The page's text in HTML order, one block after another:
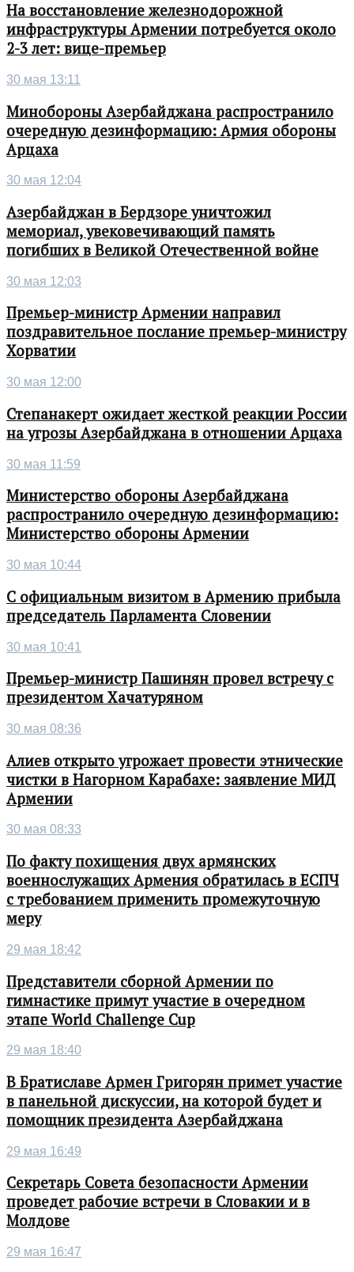
На восстановление железнодорожной
инфраструктуры Армении потребуется около
2-3 лет: вице-премьер
30 мая 13:11
Минобороны Азербайджана распространило
очередную дезинформацию: Армия обороны
Арцаха
30 мая 12:04
Азербайджан в Бердзоре уничтожил
мемориал, увековечивающий память
погибших в Великой Отечественной войне
30 мая 12:03
Премьер-министр Армении направил
поздравительное послание премьер-министру
Хорватии
30 мая 12:00
Степанакерт ожидает жесткой реакции России
на угрозы Азербайджана в отношении Арцаха
30 мая 11:59
Министерство обороны Азербайджана
распространило очередную дезинформацию:
Министерство обороны Армении
30 мая 10:44
С официальным визитом в Армению прибыла
председатель Парламента Словении
30 мая 10:41
Премьер-министр Пашинян провел встречу с
президентом Хачатуряном
30 мая 08:36
Алиев открыто угрожает провести этнические
чистки в Нагорном Карабахе: заявление МИД
Армении
30 мая 08:33
По факту похищения двух армянских
военнослужащих Армения обратилась в ЕСПЧ
с требованием применить промежуточную
меру
29 мая 18:42
Представители сборной Армении по
гимнастике примут участие в очередном
этапе World Challenge Cup
29 мая 18:40
В Братиславе Армен Григорян примет участие
в панельной дискуссии, на которой будет и
помощник президента Азербайджана
29 мая 16:49
Секретарь Совета безопасности Армении
проведет рабочие встречи в Словакии и в
Молдове
29 мая 16:47